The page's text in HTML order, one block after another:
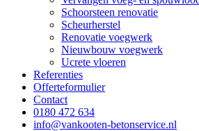
Schoorsteen renovatie
Scheurherstel
Renovatie voegwerk
Nieuwbouw voegwerk
Ucrete vloeren
Referenties
Offerteformulier
Contact
0180 472 634
info@vankooten-betonservice.nl